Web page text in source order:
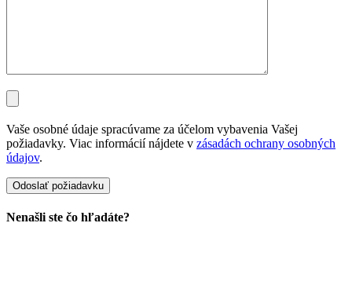
Vaše osobné údaje spracúvame za účelom vybavenia Vašej
požiadavky. Viac informácií nájdete v zásadách ochrany osobných
údajov.
Nenašli ste čo hľadáte?